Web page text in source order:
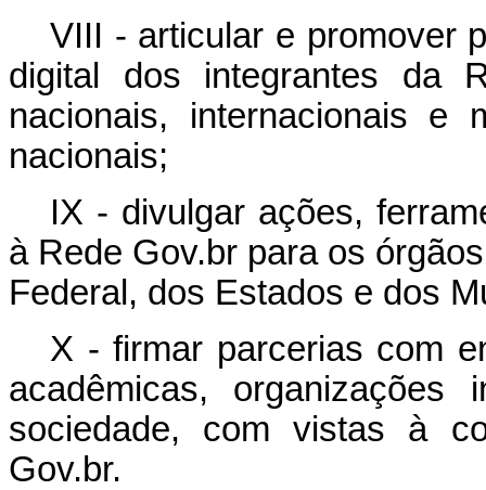
VIII - articular e promover
digital dos integrantes da
nacionais, internacionais e
nacionais;
IX - divulgar ações,
à Rede Gov.br para os
Federal, dos Estados e dos
X - firmar parcerias com
acadêmicas, organizações
sociedade, com vistas à
Gov.br.